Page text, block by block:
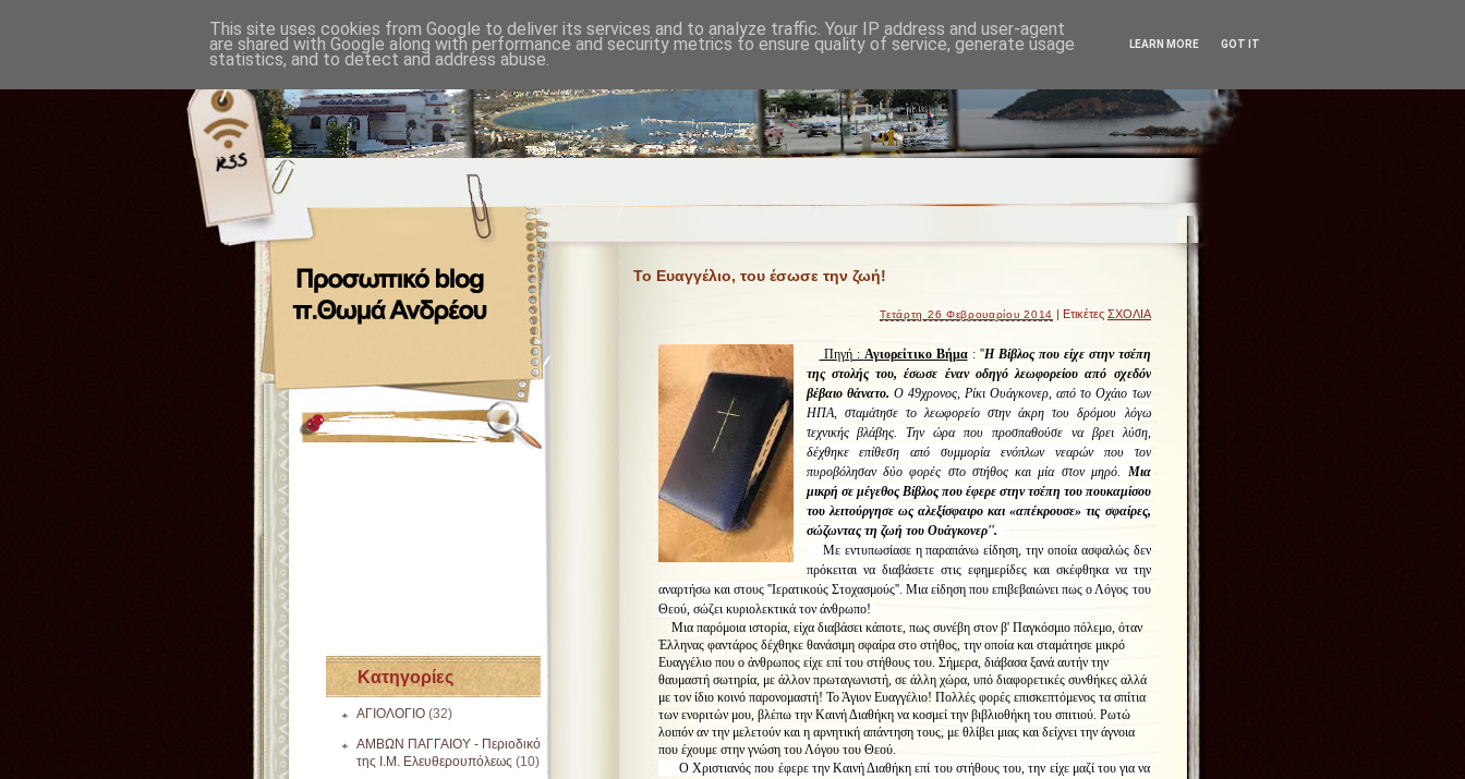
Κατηγορίες
ΑΓΙΟΛΟΓΙΟ (32)
ΑΜΒΩΝ ΠΑΓΓΑΙΟΥ - Περιοδικό
της Ι.Μ. Ελευθερουπόλεως (10)
Το Ευαγγέλιο, του έσωσε την ζωή!
Τετάρτη 26 Φεβρουαρίου 2014 | Ετικέτες ΣΧΟΛΙΑ
Πηγή : Αγιορείτικο Βήμα: ''Η Βίβλος που είχε στην τσέπη
της στολής του, έσωσε έναν οδηγό λεωφορείου από σχεδόν
βέβαιο θάνατο. Ο 49χρονος, Ρίκι Ουάγκονερ, από το Οχάιο των
ΗΠΑ, σταμάτησε το λεωφορείο στην άκρη του δρόμου λόγω
τεχνικής βλάβης. Την ώρα που προσπαθούσε να βρει λύση,
δέχθηκε επίθεση από συμμορία ενόπλων νεαρών που τον
πυροβόλησαν δύο φορές στο στήθος και μία στον μηρό. Μια
μικρή σε μέγεθος Βίβλος που έφερε στην τσέπη του πουκαμίσου
του λειτούργησε ως αλεξίσφαιρο και «απέκρουσε» τις σφαίρες,
σώζωντας τη ζωή του Ουάγκονερ''.
Με εντυπωσίασε η παραπάνω είδηση, την οποία ασφαλώς δεν
πρόκειται να διαβάσετε στις εφημερίδες και σκέφθηκα να την
αναρτήσω και στους ''Ιερατικούς Στοχασμούς''. Μια είδηση που επιβεβαιώνει πως ο Λόγος του
Θεού, σώζει κυριολεκτικά τον άνθρωπο!
Μια παρόμοια ιστορία, είχα διαβάσει κάποτε, πως συνέβη στον β' Παγκόσμιο πόλεμο, όταν
Έλληνας φαντάρος δέχθηκε θανάσιμη σφαίρα στο στήθος, την οποία και σταμάτησε μικρό
Ευαγγέλιο που ο άνθρωπος είχε επί του στήθους του. Σήμερα, διάβασα ξανά αυτήν την
θαυμαστή σωτηρία, με άλλον πρωταγωνιστή, σε άλλη χώρα, υπό διαφορετικές συνθήκες αλλά
με τον ίδιο κοινό παρονομαστή! Το Άγιον Ευαγγέλιο! Πολλές φορές επισκεπτόμενος τα σπίτια
των ενοριτών μου, βλέπω την Καινή Διαθήκη να κοσμεί την βιβλιοθήκη του σπιτιού. Ρωτώ
λοιπόν αν την μελετούν και η αρνητική απάντηση τους, με θλίβει μιας και δείχνει την άγνοια
που έχουμε στην γνώση του Λόγου του Θεού.
Ο Χριστιανός που έφερε την Καινή Διαθήκη επί του στήθους του, την είχε μαζί του για να
This site uses cookies from Google to deliver its services and to analyze traffic. Your IP address and user-agent
are shared with Google along with performance and security metrics to ensure quality of service, generate usage
statistics, and to detect and address abuse.
LEARN MORE GOT IT